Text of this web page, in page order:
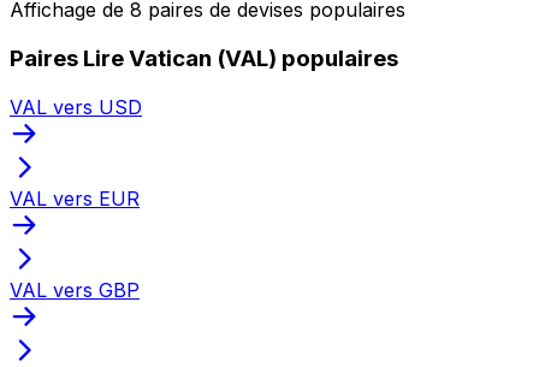
Affichage de 8 paires de devises populaires
Paires Lire Vatican (VAL) populaires
VAL vers USD
VAL vers EUR
VAL vers GBP